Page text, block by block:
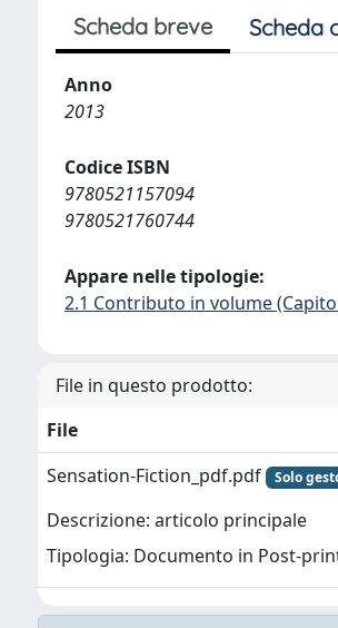
Scheda breve Scheda
Anno
2013
Codice ISBN
9780521157094
9780521760744
Appare nelle tipologie:
2.1 Contributo in volume
File in questo prodotto:
File
Sensation-Fiction_pdf.pdf
Solo
Descrizione: articolo principale
Tipologia: Documento in Post-